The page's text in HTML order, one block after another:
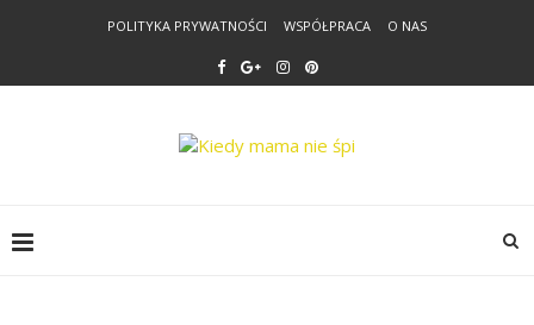
POLITYKA PRYWATNOŚCI WSPÓŁPRACA O NAS